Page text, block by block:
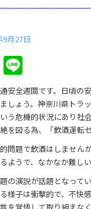
9月27日
X
n
e
安全週間です。日頃の
しょう。神奈川県トラ
う危機的状況にあり社
を図る為、「飲酒運転
問題で飲酒はしません
ようで、なかなか難し
の演説が話題となって
様子は衝撃的で、不快